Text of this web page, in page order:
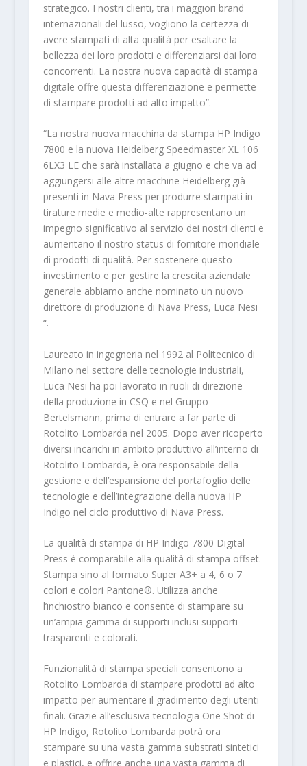
strategico. I nostri clienti, tra i maggiori brand
internazionali del lusso, vogliono la certezza di
avere stampati di alta qualità per esaltare la
bellezza dei loro prodotti e differenziarsi dai loro
concorrenti. La nostra nuova capacità di stampa
digitale offre questa differenziazione e permette
di stampare prodotti ad alto impatto”.
“La nostra nuova macchina da stampa HP Indigo
7800 e la nuova Heidelberg Speedmaster XL 106
6LX3 LE che sarà installata a giugno e che va ad
aggiungersi alle altre macchine Heidelberg già
presenti in Nava Press per produrre stampati in
tirature medie e medio-alte rappresentano un
impegno significativo al servizio dei nostri clienti e
aumentano il nostro status di fornitore mondiale
di prodotti di qualità. Per sostenere questo
investimento e per gestire la crescita aziendale
generale abbiamo anche nominato un nuovo
direttore di produzione di Nava Press, Luca Nesi
“.
Laureato in ingegneria nel 1992 al Politecnico di
Milano nel settore delle tecnologie industriali,
Luca Nesi ha poi lavorato in ruoli di direzione
della produzione in CSQ e nel Gruppo
Bertelsmann, prima di entrare a far parte di
Rotolito Lombarda nel 2005. Dopo aver ricoperto
diversi incarichi in ambito produttivo all’interno di
Rotolito Lombarda, è ora responsabile della
gestione e dell’espansione del portafoglio delle
tecnologie e dell’integrazione della nuova HP
Indigo nel ciclo produttivo di Nava Press.
La qualità di stampa di HP Indigo 7800 Digital
Press è comparabile alla qualità di stampa offset.
Stampa sino al formato Super A3+ a 4, 6 o 7
colori e colori Pantone®. Utilizza anche
l’inchiostro bianco e consente di stampare su
un’ampia gamma di supporti inclusi supporti
trasparenti e colorati.
Funzionalità di stampa speciali consentono a
Rotolito Lombarda di stampare prodotti ad alto
impatto per aumentare il gradimento degli utenti
finali. Grazie all’esclusiva tecnologia One Shot di
HP Indigo, Rotolito Lombarda potrà ora
stampare su una vasta gamma substrati sintetici
e plastici, e offrire anche una vasta gamma di